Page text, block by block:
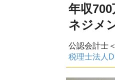
年収
ネジメ
公認会計士
税理士法人